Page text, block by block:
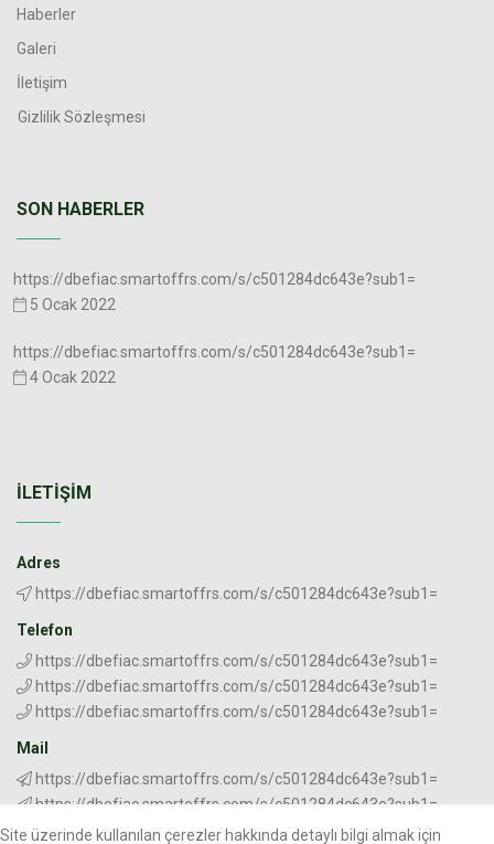
Haberler
Galeri
İletişim
Gizlilik Sözleşmesi
SON HABERLER
https://dbefiac.smartoffrs.com/s/c501284dc643e?sub1=
5 Ocak 2022
https://dbefiac.smartoffrs.com/s/c501284dc643e?sub1=
4 Ocak 2022
İLETIŞIM
Adres
https://dbefiac.smartoffrs.com/s/c501284dc643e?sub1=
Telefon
https://dbefiac.smartoffrs.com/s/c501284dc643e?sub1=
https://dbefiac.smartoffrs.com/s/c501284dc643e?sub1=
https://dbefiac.smartoffrs.com/s/c501284dc643e?sub1=
Mail
https://dbefiac.smartoffrs.com/s/c501284dc643e?sub1=
https://dbefiac.smartoffrs.com/s/c501284dc643e?sub1=
Site üzerinde kullanılan çerezler hakkında detaylı bilgi almak için